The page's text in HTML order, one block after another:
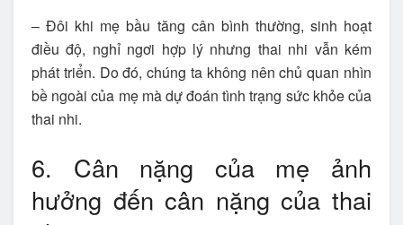
– Đôi khi mẹ bầu tăng cân bình thường, sinh hoạt
điều độ, nghỉ ngơi hợp lý nhưng thai nhi vẫn kém
phát triển. Do đó, chúng ta không nên chủ quan nhìn
bề ngoài của mẹ mà dự đoán tình trạng sức khỏe của
thai nhi.
6. Cân nặng của mẹ ảnh
hưởng đến cân nặng của thai